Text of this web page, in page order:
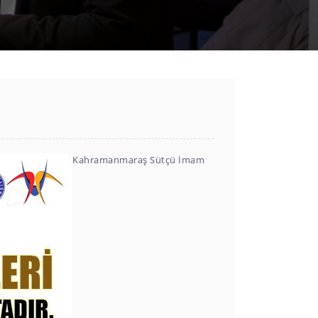
Kahramanmaraş Sütçü İmam